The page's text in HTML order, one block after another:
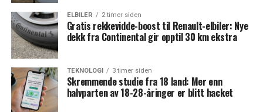
ELBILER 2 timer siden
Gratis rekkevidde-boost til Renault-elbiler: Nye
dekk fra Continental gir opptil 30 km ekstra
TEKNOLOGI 3 timer siden
Skremmende studie fra 18 land: Mer enn
halvparten av 18-28-åringer er blitt hacket